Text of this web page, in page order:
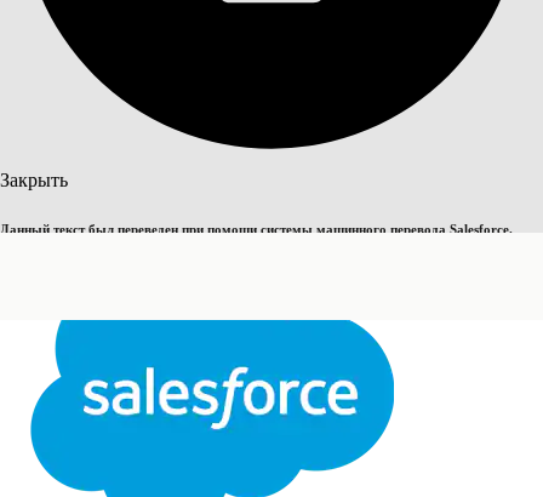
Закрыть
Данный текст был переведен при помощи системы машинного перевода Salesforce.
Закрыть